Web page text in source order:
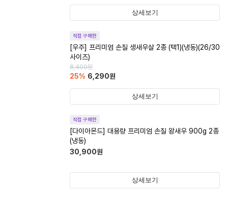
상세보기
직접 구매한
[우주] 프리미엄 손질 생새우살 2종 (택1)(냉동)(26/30
사이즈)
8,400원
25% 6,290원
상세보기
직접 구매한
[다이아몬드] 대용량 프리미엄 손질 왕새우 900g 2종
(냉동)
30,900원
상세보기